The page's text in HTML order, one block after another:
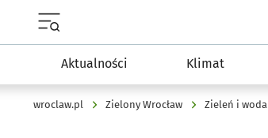
Aktualności Klimat
wroclaw.pl Zielony Wrocław Zieleń i woda